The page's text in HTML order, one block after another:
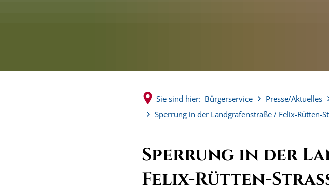
Sie sind hier: Bürgerservice Presse/Aktuelles
Sperrung in der Landgrafenstraße / Felix-Rütten-
Sperrung in der
Felix-Rütten-